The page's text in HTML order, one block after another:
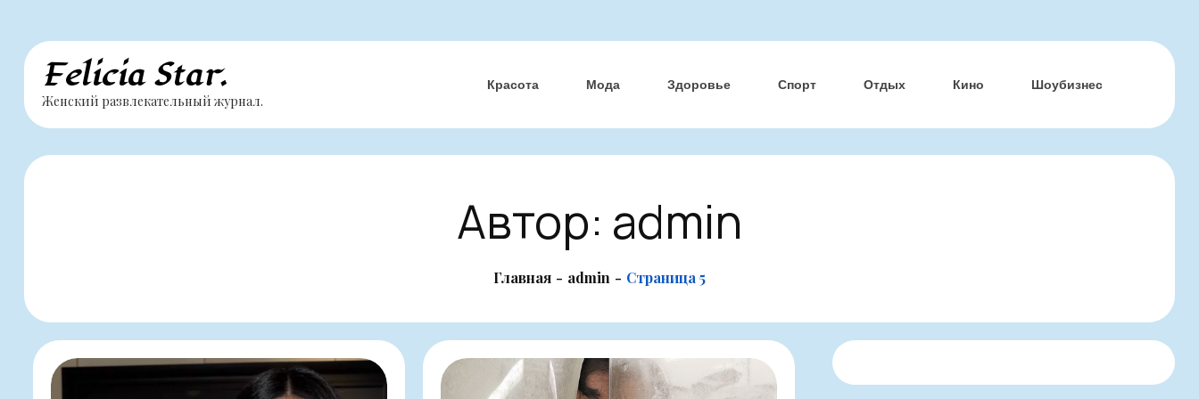
Перейти
содержимому
Felicia Star.
Женский развлекательный журнал.
Красота Мода Здоровье Спорт Отдых Кино Шоубизнес
Автор: admin
Главная admin Страница 5